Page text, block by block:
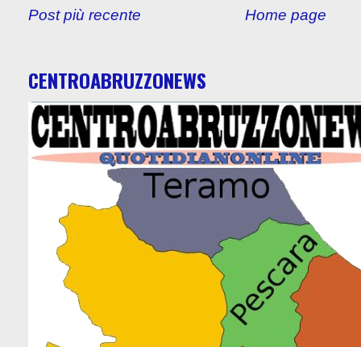
Post più recente Home page
CENTROABRUZZONEWS